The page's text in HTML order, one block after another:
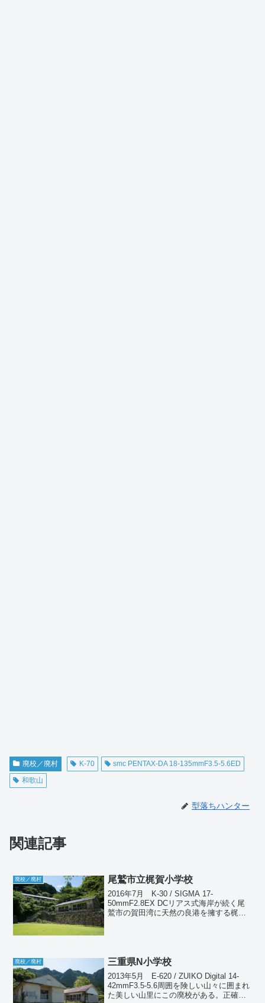
廃校／廃村 K-70
smc PENTAX-DA 18-135mmF3.5-5.6ED
和歌山
型落ちハンター
関連記事
廃校／廃村 尾鷲市立梶賀小学校
2016年7月 K-30 / SIGMA 17-
50mmF2.8EX DCリアス式海岸が続く尾
鷲市の賀田湾に天然の良港を擁する梶賀
廃校／廃村 三重県N小学校
2013年5月 E-620 / ZUIKO Digital 14-
42mmF3.5-5.6周囲を険しい山々に囲まれ
た美しい山里にこの廃校がある。正確に